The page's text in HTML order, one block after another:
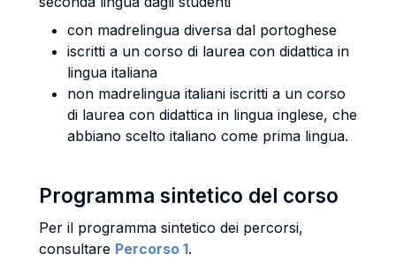
con madrelingua diversa dal portoghese
iscritti a un corso di laurea con didattica in
lingua italiana
non madrelingua italiani iscritti a un corso
di laurea con didattica in lingua inglese, che
abbiano scelto italiano come prima lingua.
Programma sintetico del corso
Per il programma sintetico dei percorsi,
consultare Percorso 1.